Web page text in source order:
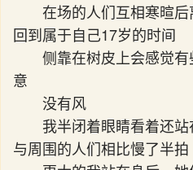
在场的人们互相寒暄
回到属于自己17岁的时间
侧靠在树皮上会感觉
意
没有风
我半闭着眼睛看着还
与周围的人们相比慢了半拍